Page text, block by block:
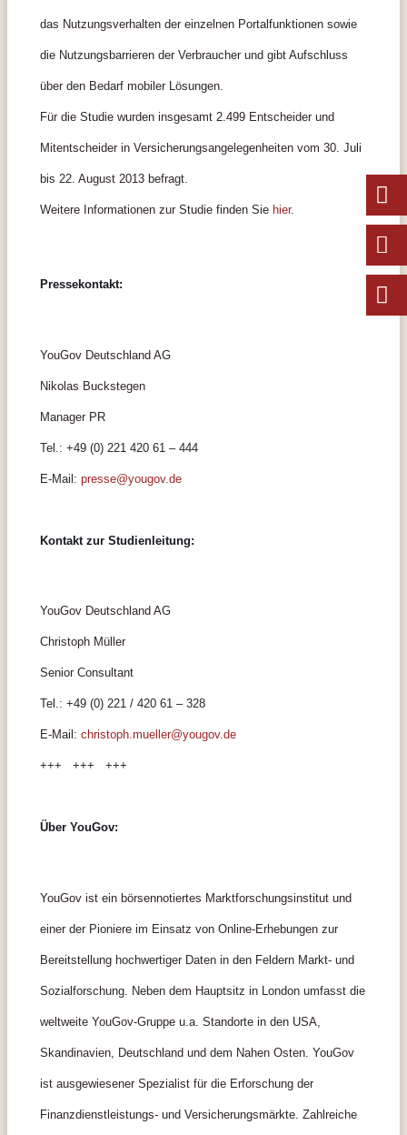
das Nutzungsverhalten der einzelnen Portalfunktionen sowie
die Nutzungsbarrieren der Verbraucher und gibt Aufschluss
über den Bedarf mobiler Lösungen.
Für die Studie wurden insgesamt 2.499 Entscheider und
Mitentscheider in Versicherungsangelegenheiten vom 30. Juli
bis 22. August 2013 befragt.
Weitere Informationen zur Studie finden Sie hier.
Pressekontakt:
YouGov Deutschland AG
Nikolas Buckstegen
Manager PR
Tel.: +49 (0) 221 420 61 – 444
E-Mail: presse@yougov.de
Kontakt zur Studienleitung:
YouGov Deutschland AG
Christoph Müller
Senior Consultant
Tel.: +49 (0) 221 / 420 61 – 328
E-Mail: christoph.mueller@yougov.de
+++ +++ +++
Über YouGov:
YouGov ist ein börsennotiertes Marktforschungsinstitut und
einer der Pioniere im Einsatz von Online-Erhebungen zur
Bereitstellung hochwertiger Daten in den Feldern Markt- und
Sozialforschung. Neben dem Hauptsitz in London umfasst die
weltweite YouGov-Gruppe u.a. Standorte in den USA,
Skandinavien, Deutschland und dem Nahen Osten. YouGov
ist ausgewiesener Spezialist für die Erforschung der
Finanzdienstleistungs- und Versicherungsmärkte. Zahlreiche